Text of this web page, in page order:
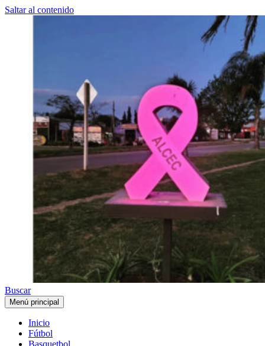
Saltar al contenido
Buscar
Menú principal
Inicio
Fútbol
Basquetbol